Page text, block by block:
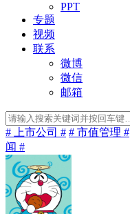
PPT
专题
视频
联系
微博
微信
邮箱
# 上市公司 # # 市值管理 #
闻 #